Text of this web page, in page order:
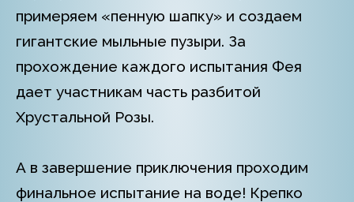
примеряем «пенную шапку» и создаем
гигантские мыльные пузыри. За
прохождение каждого испытания Фея
дает участникам часть разбитой
Хрустальной Розы.
А в завершение приключения проходим
финальное испытание на воде! Крепко